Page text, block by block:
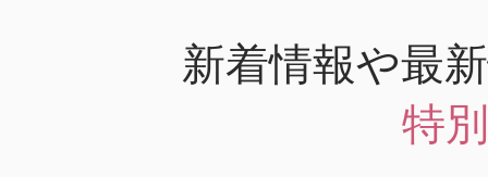
新着情報や最
特